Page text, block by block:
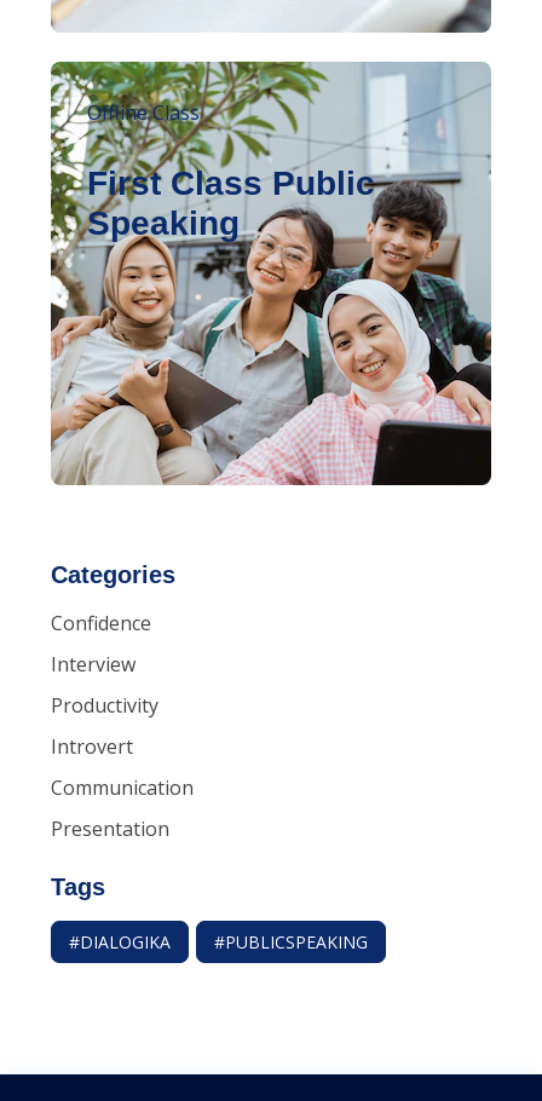
Categories
Confidence
Interview
Productivity
Introvert
Communication
Presentation
Tags
#DIALOGIKA #PUBLICSPEAKING
Offline Class
First Class Public
Speaking